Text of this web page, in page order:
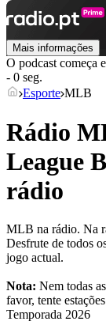
Mais informações
O podcast começa
- 0 seg.
Esporte MLB
Rádio
League
rádio
MLB na rádio. Na
Desfrute de todos
jogo actual.
Nota: Nem todas
favor, tente
Temporada 2026